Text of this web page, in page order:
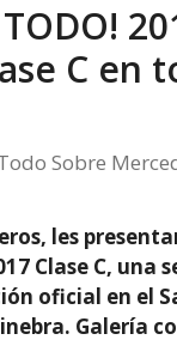
TODO!
C en
Sobre
les
Clase C, una
oficial en el
Galería